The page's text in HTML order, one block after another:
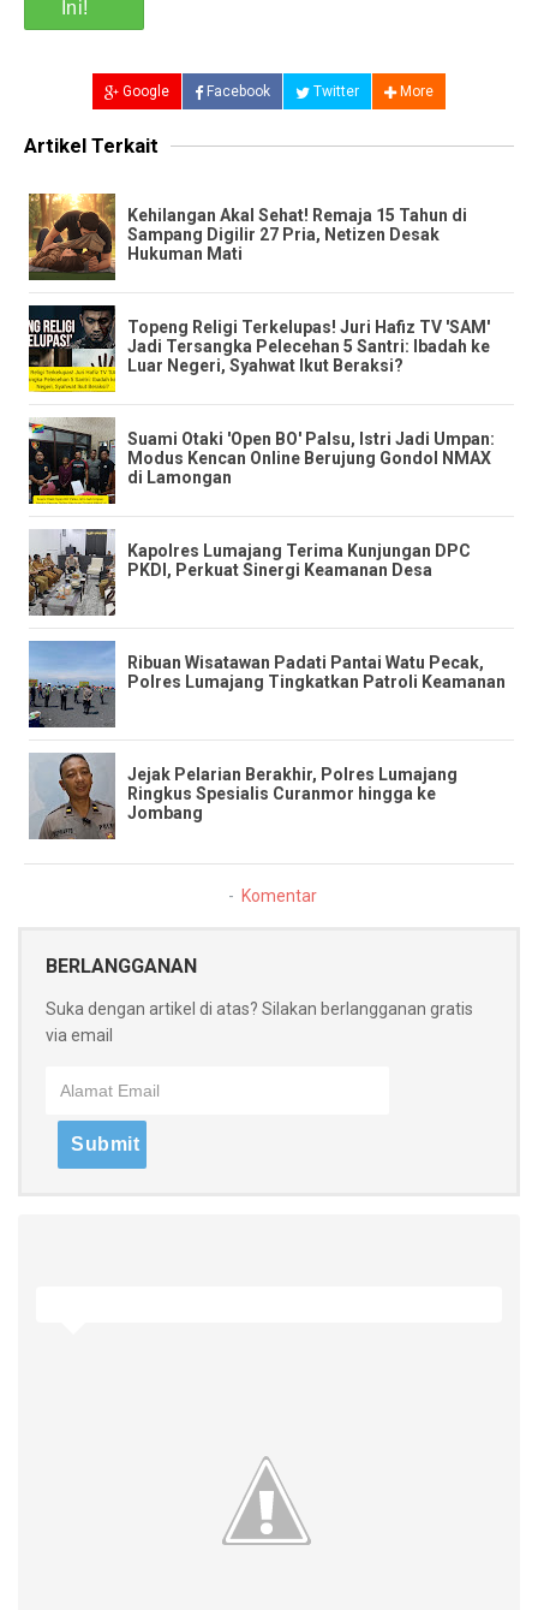
Google Facebook Twitter More
Artikel Terkait
Kehilangan Akal Sehat! Remaja 15 Tahun di
Sampang Digilir 27 Pria, Netizen Desak
Hukuman Mati
Topeng Religi Terkelupas! Juri Hafiz TV 'SAM'
Jadi Tersangka Pelecehan 5 Santri: Ibadah ke
Luar Negeri, Syahwat Ikut Beraksi?
​Suami Otaki 'Open BO' Palsu, Istri Jadi Umpan:
Modus Kencan Online Berujung Gondol NMAX
di Lamongan
Kapolres Lumajang Terima Kunjungan DPC
PKDI, Perkuat Sinergi Keamanan Desa
Ribuan Wisatawan Padati Pantai Watu Pecak,
Polres Lumajang Tingkatkan Patroli Keamanan
Jejak Pelarian Berakhir, Polres Lumajang
Ringkus Spesialis Curanmor hingga ke
Jombang
Komentar
BERLANGGANAN
Suka dengan artikel di atas? Silakan berlangganan gratis
via email